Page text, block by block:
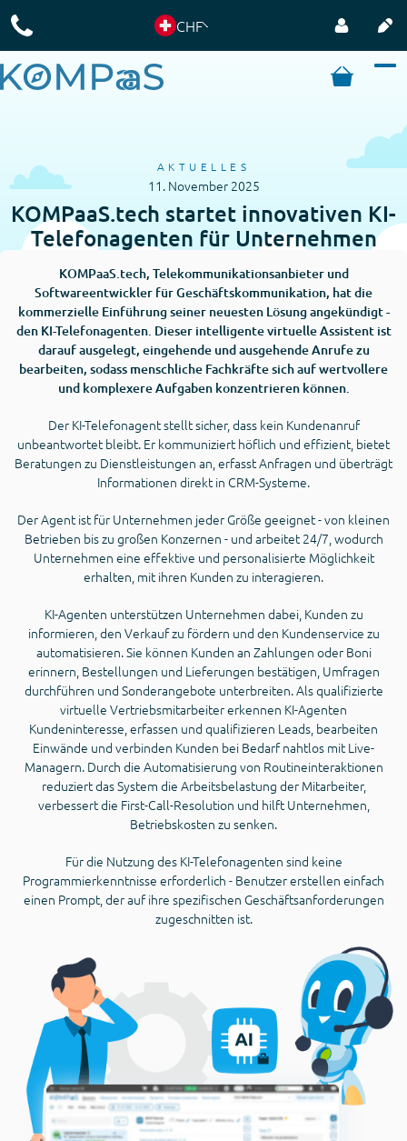
CHF
AKTUELLES
11. November 2025
KOMPaaS.tech startet innovativen KI-
Telefonagenten für Unternehmen
KOMPaaS.tech, Telekommunikationsanbieter und
Softwareentwickler für Geschäftskommunikation, hat die
kommerzielle Einführung seiner neuesten Lösung angekündigt -
den KI-Telefonagenten. Dieser intelligente virtuelle Assistent ist
darauf ausgelegt, eingehende und ausgehende Anrufe zu
bearbeiten, sodass menschliche Fachkräfte sich auf wertvollere
und komplexere Aufgaben konzentrieren können.
Der KI-Telefonagent stellt sicher, dass kein Kundenanruf
unbeantwortet bleibt. Er kommuniziert höflich und effizient, bietet
Beratungen zu Dienstleistungen an, erfasst Anfragen und überträgt
Informationen direkt in CRM-Systeme.
Der Agent ist für Unternehmen jeder Größe geeignet - von kleinen
Betrieben bis zu großen Konzernen - und arbeitet 24/7, wodurch
Unternehmen eine effektive und personalisierte Möglichkeit
erhalten, mit ihren Kunden zu interagieren.
KI-Agenten unterstützen Unternehmen dabei, Kunden zu
informieren, den Verkauf zu fördern und den Kundenservice zu
automatisieren. Sie können Kunden an Zahlungen oder Boni
erinnern, Bestellungen und Lieferungen bestätigen, Umfragen
durchführen und Sonderangebote unterbreiten. Als qualifizierte
virtuelle Vertriebsmitarbeiter erkennen KI-Agenten
Kundeninteresse, erfassen und qualifizieren Leads, bearbeiten
Einwände und verbinden Kunden bei Bedarf nahtlos mit Live-
Managern. Durch die Automatisierung von Routineinteraktionen
reduziert das System die Arbeitsbelastung der Mitarbeiter,
verbessert die First-Call-Resolution und hilft Unternehmen,
Betriebskosten zu senken.
Für die Nutzung des KI-Telefonagenten sind keine
Programmierkenntnisse erforderlich - Benutzer erstellen einfach
einen Prompt, der auf ihre spezifischen Geschäftsanforderungen
zugeschnitten ist.